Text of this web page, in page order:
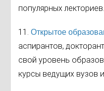
популярных лекториев.
11.Открытое
аспирантов,
свой уровень
курсы ведущих вузов